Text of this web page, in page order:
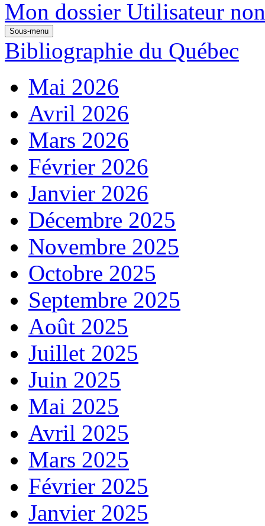
Mon dossier Utilisateur
Sous-menu
Bibliographie du Québec
Mai 2026
Avril 2026
Mars 2026
Février 2026
Janvier 2026
Décembre 2025
Novembre 2025
Octobre 2025
Septembre 2025
Août 2025
Juillet 2025
Juin 2025
Mai 2025
Avril 2025
Mars 2025
Février 2025
Janvier 2025